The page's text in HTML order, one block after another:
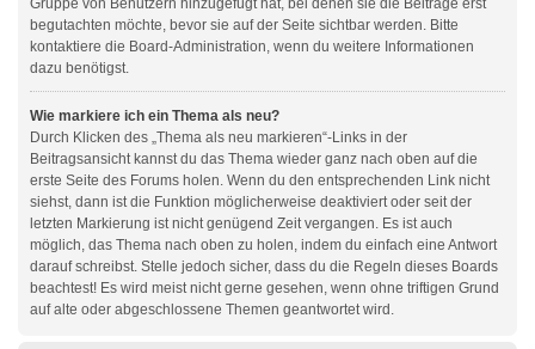
Gruppe von Benutzern hinzugefügt hat, bei denen sie die Beiträge erst
begutachten möchte, bevor sie auf der Seite sichtbar werden. Bitte
kontaktiere die Board-Administration, wenn du weitere Informationen
dazu benötigst.
Wie markiere ich ein Thema als neu?
Durch Klicken des „Thema als neu markieren“-Links in der
Beitragsansicht kannst du das Thema wieder ganz nach oben auf die
erste Seite des Forums holen. Wenn du den entsprechenden Link nicht
siehst, dann ist die Funktion möglicherweise deaktiviert oder seit der
letzten Markierung ist nicht genügend Zeit vergangen. Es ist auch
möglich, das Thema nach oben zu holen, indem du einfach eine Antwort
darauf schreibst. Stelle jedoch sicher, dass du die Regeln dieses Boards
beachtest! Es wird meist nicht gerne gesehen, wenn ohne triftigen Grund
auf alte oder abgeschlossene Themen geantwortet wird.